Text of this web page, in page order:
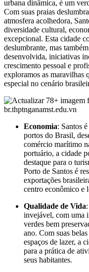
urbana dinâmica, é um
Com suas praias
atmosfera acolhedora,
diversidade cultural,
excepcional. Esta cidade
deslumbrante, mas
desenvolvida, iniciativas
crescimento pessoal e
exploramos as maravilhas
especial no cenário
Economia: Santos
portos do Brasil,
comércio marítimo
portuário, a cidade
destaque para o
Porto de Santos é
exportações
centro econômico e
Qualidade de Vida
invejável, com uma
verdes bem
ano. Com suas
espaços de lazer, a
para a prática de
seus habitantes.